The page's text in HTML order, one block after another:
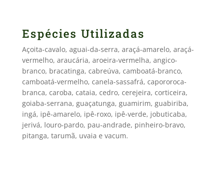
Espécies Utilizadas
Açoita-cavalo, aguai-da-serra, araçá-amarelo, araçá-
vermelho, araucária, aroeira-vermelha, angico-
branco, bracatinga, cabreúva, camboatá-branco,
camboatá-vermelho, canela-sassafrá, capororoca-
branca, caroba, cataia, cedro, cerejeira, corticeira,
goiaba-serrana, guaçatunga, guamirim, guabiriba,
ingá, ipê-amarelo, ipê-roxo, ipê-verde, jobuticaba,
jerivá, louro-pardo, pau-andrade, pinheiro-bravo,
pitanga, tarumã, uvaia e vacum.